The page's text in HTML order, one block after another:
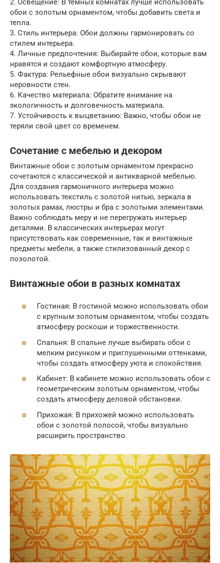
2. Освещение: В темных комнатах лучше использовать
обои с золотым орнаментом, чтобы добавить света и
тепла.
3. Стиль интерьера: Обои должны гармонировать со
стилем интерьера.
4. Личные предпочтения: Выбирайте обои, которые вам
нравятся и создают комфортную атмосферу.
5. Фактура: Рельефные обои визуально скрывают
неровности стен.
6. Качество материала: Обратите внимание на
экологичность и долговечность материала.
7. Устойчивость к выцветанию: Важно, чтобы обои не
теряли свой цвет со временем.
Сочетание с мебелью и декором
Винтажные обои с золотым орнаментом прекрасно
сочетаются с классической и антикварной мебелью.
Для создания гармоничного интерьера можно
использовать текстиль с золотой нитью, зеркала в
золотых рамах, люстры и бра с золотыми элементами.
Важно соблюдать меру и не перегружать интерьер
деталями. В классических интерьерах могут
присутствовать как современные, так и винтажные
предметы мебели, а также стилизованный декор с
позолотой.
Винтажные обои в разных комнатах
Гостиная: В гостиной можно использовать обои
с крупным золотым орнаментом, чтобы создать
атмосферу роскоши и торжественности.
Спальня: В спальне лучше выбирать обои с
мелким рисунком и приглушенными оттенками,
чтобы создать атмосферу уюта и спокойствия.
Кабинет: В кабинете можно использовать обои с
геометрическим золотым орнаментом, чтобы
создать атмосферу деловой обстановки.
Прихожая: В прихожей можно использовать
обои с золотой полосой, чтобы визуально
расширить пространство.